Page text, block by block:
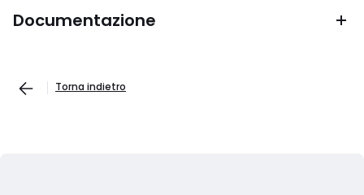
Documentazione
Torna indietro